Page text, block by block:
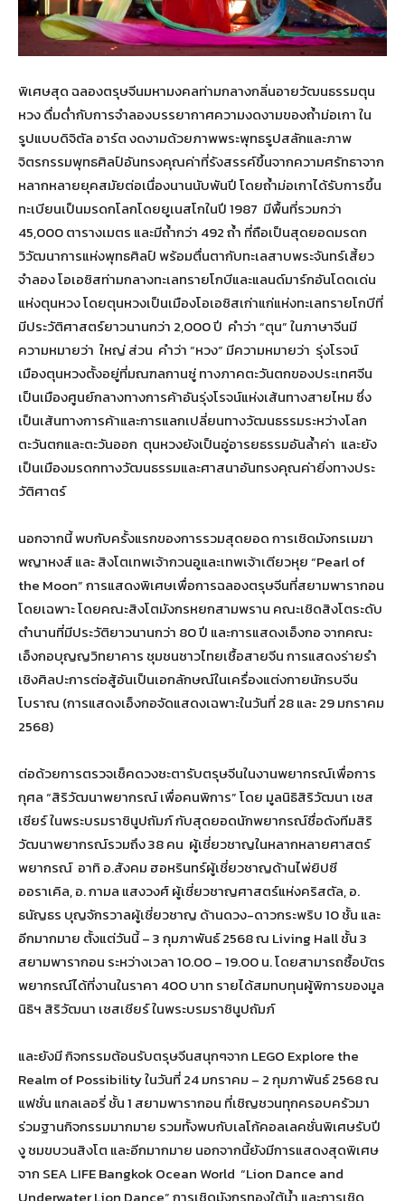
พิเศษสุด ฉลองตรุษจีนมหามงคลท่ามกลางกลิ่นอายวัฒนธรรมตุน
หวง ดื่มด่ำกับการจำลองบรรยากาศความงดงามของถ้ำม่อเกา ใน
รูปแบบดิจิตัล อาร์ต งดงามด้วยภาพพระพุทธรูปสลักและภาพ
จิตรกรรมพุทธศิลป์อันทรงคุณค่าที่รังสรรค์ขึ้นจากความศรัทธาจาก
หลากหลายยุคสมัยต่อเนื่องนานนับพันปี โดยถ้ำม่อเกาได้รับการขึ้น
ทะเบียนเป็นมรดกโลกโดยยูเนสโกในปี 1987 มีพื้นที่รวมกว่า
45,000 ตารางเมตร และมีถ้ำกว่า 492 ถ้ำ ที่ถือเป็นสุดยอดมรดก
วิวัฒนาการแห่งพุทธศิลป์ พร้อมตื่นตากับทะเลสาบพระจันทร์เสี้ยว
จำลอง โอเอซิสท่ามกลางทะเลทรายโกบีและแลนด์มาร์กอันโดดเด่น
แห่งตุนหวง โดยตุนหวงเป็นเมืองโอเอซิสเก่าแก่แห่งทะเลทรายโกบีที่
มีประวัติศาสตร์ยาวนานกว่า 2,000 ปี คำว่า “ตุน” ในภาษาจีนมี
ความหมายว่า ใหญ่ ส่วน คำว่า “หวง” มีความหมายว่า รุ่งโรจน์
เมืองตุนหวงตั้งอยู่ที่มณฑลกานซู่ ทางภาคตะวันตกของประเทศจีน
เป็นเมืองศูนย์กลางทางการค้าอันรุ่งโรจน์แห่งเส้นทางสายไหม ซึ่ง
เป็นเส้นทางการค้าและการแลกเปลี่ยนทางวัฒนธรรมระหว่างโลก
ตะวันตกและตะวันออก ตุนหวงยังเป็นอู่อารยธรรมอันล้ำค่า และยัง
เป็นเมืองมรดกทางวัฒนธรรมและศาสนาอันทรงคุณค่ายิ่งทางประ
วัติศาตร์
นอกจากนี้ พบกับครั้งแรกของการรวมสุดยอด การเชิดมังกรเมฆา
พญาหงส์ และ สิงโตเทพเจ้ากวนอูและเทพเจ้าเตียวหุย “Pearl of
the Moon” การแสดงพิเศษเพื่อการฉลองตรุษจีนที่สยามพารากอน
โดยเฉพาะ โดยคณะสิงโตมังกรหยกสามพราน คณะเชิดสิงโตระดับ
ตำนานที่มีประวัติยาวนานกว่า 80 ปี และการแสดงเอ็งกอ จากคณะ
เอ็งกอบุญญวิทยาคาร ชุมชนชาวไทยเชื้อสายจีน การแสดงร่ายรำ
เชิงศิลปะการต่อสู้อันเป็นเอกลักษณ์ในเครื่องแต่งกายนักรบจีน
โบราณ (การแสดงเอ็งกอจัดแสดงเฉพาะในวันที่ 28 และ 29 มกราคม
2568)
ต่อด้วยการตรวจเช็คดวงชะตารับตรุษจีนในงานพยากรณ์เพื่อการ
กุศล “สิริวัฒนาพยากรณ์ เพื่อคนพิการ” โดย มูลนิธิสิริวัฒนา เชส
เชียร์ ในพระบรมราชินูปถัมภ์ กับสุดยอดนักพยากรณ์ชื่อดังทีมสิริ
วัฒนาพยากรณ์รวมถึง 38 คน ผู้เชี่ยวชาญในหลากหลายศาสตร์
พยากรณ์ อาทิ อ.สังคม ฮอหรินทร์ผู้เชี่ยวชาญด้านไพ่ยิปซี
ออราเคิล, อ. กามล แสงวงศ์ ผู้เชี่ยวชาญศาสตร์แห่งคริสตัล, อ.
ธนัญธร บุญจักรวาลผู้เชี่ยวชาญ ด้านดวง-ดาวกระพริบ 10 ชั้น และ
อีกมากมาย ตั้งแต่วันนี้ – 3 กุมภาพันธ์ 2568 ณ Living Hall ชั้น 3
สยามพารากอน ระหว่างเวลา 10.00 – 19.00 น. โดยสามารถซื้อบัตร
พยากรณ์ได้ที่งานในราคา 400 บาท รายได้สมทบทุนผู้พิการของมูล
นิธิฯ สิริวัฒนา เชสเชียร์ ในพระบรมราชินูปถัมภ์
และยังมี กิจกรรมต้อนรับตรุษจีนสนุกๆจาก LEGO Explore the
Realm of Possibility ในวันที่ 24 มกราคม – 2 กุมภาพันธ์ 2568 ณ
แฟชั่น แกลเลอรี่ ชั้น 1 สยามพารากอน ที่เชิญชวนทุกครอบครัวมา
ร่วมฐานกิจกรรมมากมาย รวมทั้งพบกับเลโก้คอลเลคชั่นพิเศษรับปี
งู ชมขบวนสิงโต และอีกมากมาย นอกจากนี้ยังมีการแสดงสุดพิเศษ
จาก SEA LIFE Bangkok Ocean World “Lion Dance and
Underwater Lion Dance” การเชิดมังกรทองใต้น้ำ และการเชิด